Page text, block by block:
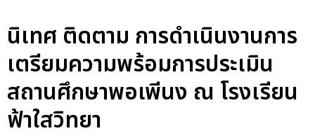
นิเทศ ติดตาม การดำเนินงานการ
เตรียมความพร้อมการประเมิน
สถานศึกษาพอเพีนง ณ โรงเรียน
ฟ้าใสวิทยา